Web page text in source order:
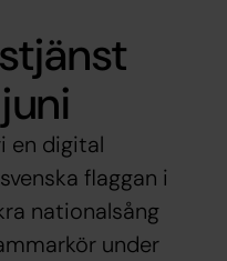
en digital
flaggan i
nationalsång
under